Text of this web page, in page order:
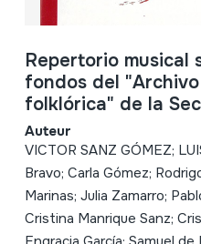
Repertorio musical
fondos del
folklórica" de la
Auteur
VICTOR SANZ GÓMEZ;
Bravo; Carla Gómez;
Marinas; Julia Zamarro;
Cristina Manrique Sanz;